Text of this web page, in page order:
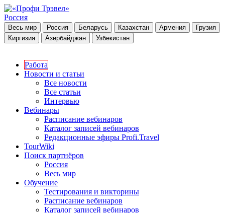
Россия
Весь мир Россия Беларусь Казахстан Армения
Грузия
Киргизия
Азербайджан Узбекистан
Работа
Новости и статьи
Все новости
Все статьи
Интервью
Вебинары
Расписание вебинаров
Каталог записей вебинаров
Редакционные эфиры Profi.Travel
TourWiki
Поиск партнёров
Россия
Весь мир
Обучение
Тестирования и викторины
Расписание вебинаров
Каталог записей вебинаров